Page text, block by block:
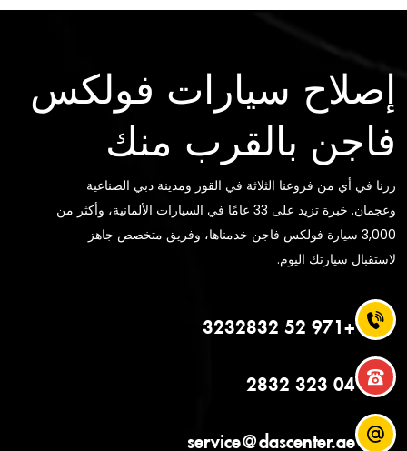
إصلاح سيارات فولكس
فاجن بالقرب منك
زرنا في أي من فروعنا الثلاثة في القوز ومدينة دبي الصناعية
وعجمان. خبرة تزيد على 33 عامًا في السيارات الألمانية، وأكثر من
3,000 سيارة فولكس فاجن خدمناها، وفريق متخصص جاهز
لاستقبال سيارتك اليوم.
+971 52 3232832
04 323 2832
service@dascenter.ae